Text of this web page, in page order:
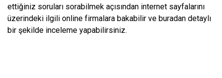
ettiğiniz soruları sorabilmek açısından internet sayfalarını
üzerindeki ilgili online firmalara bakabilir ve buradan detaylı
bir şekilde inceleme yapabilirsiniz.